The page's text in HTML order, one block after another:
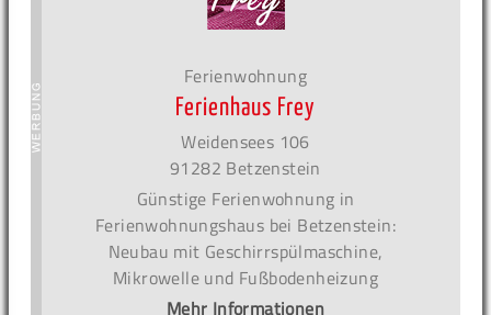
Ferienwohnung
Ferienhaus Frey
Weidensees 106
91282 Betzenstein
Günstige Ferienwohnung in
Ferienwohnungshaus bei Betzenstein:
Neubau mit Geschirrspülmaschine,
Mikrowelle und Fußbodenheizung
Mehr Informationen